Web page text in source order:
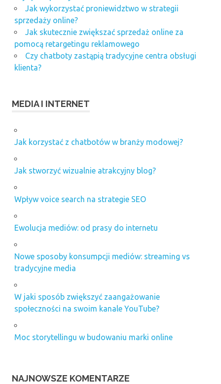
Jak wykorzystać proniewidztwo w strategii
sprzedaży online?
Jak skutecznie zwiększać sprzedaż online za
pomocą retargetingu reklamowego
Czy chatboty zastąpią tradycyjne centra obsługi
klienta?
MEDIA I INTERNET
Jak korzystać z chatbotów w branży modowej?
Jak stworzyć wizualnie atrakcyjny blog?
Wpływ voice search na strategie SEO
Ewolucja mediów: od prasy do internetu
Nowe sposoby konsumpcji mediów: streaming vs
tradycyjne media
W jaki sposób zwiększyć zaangażowanie
społeczności na swoim kanale YouTube?
Moc storytellingu w budowaniu marki online
NAJNOWSZE KOMENTARZE